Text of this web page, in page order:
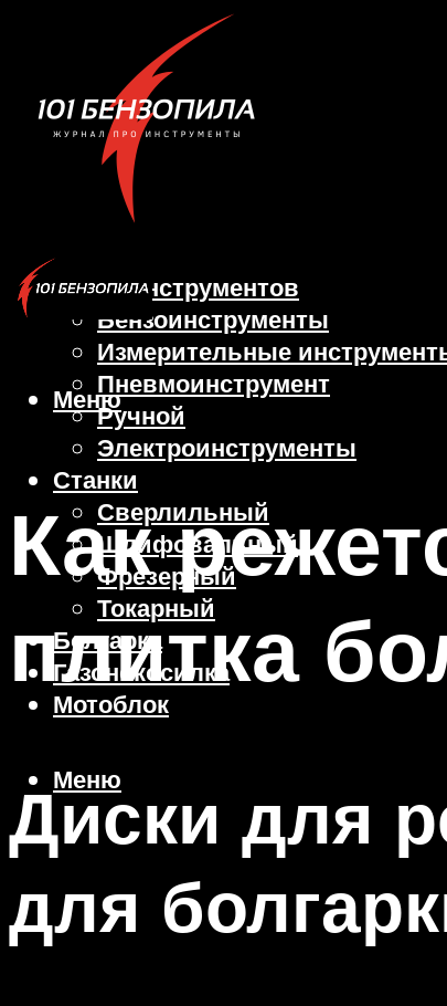
Виды инструментов
Бензоинструменты
Измерительные
Пневмоинструмент
Ручной
Электроинструменты
Станки
Сверлильный
Шлифовальный
Фрезерный
Токарный
Болгарка
Газонокосилка
Мотоблок
Меню
Меню
Как
плитка
Диски для
для